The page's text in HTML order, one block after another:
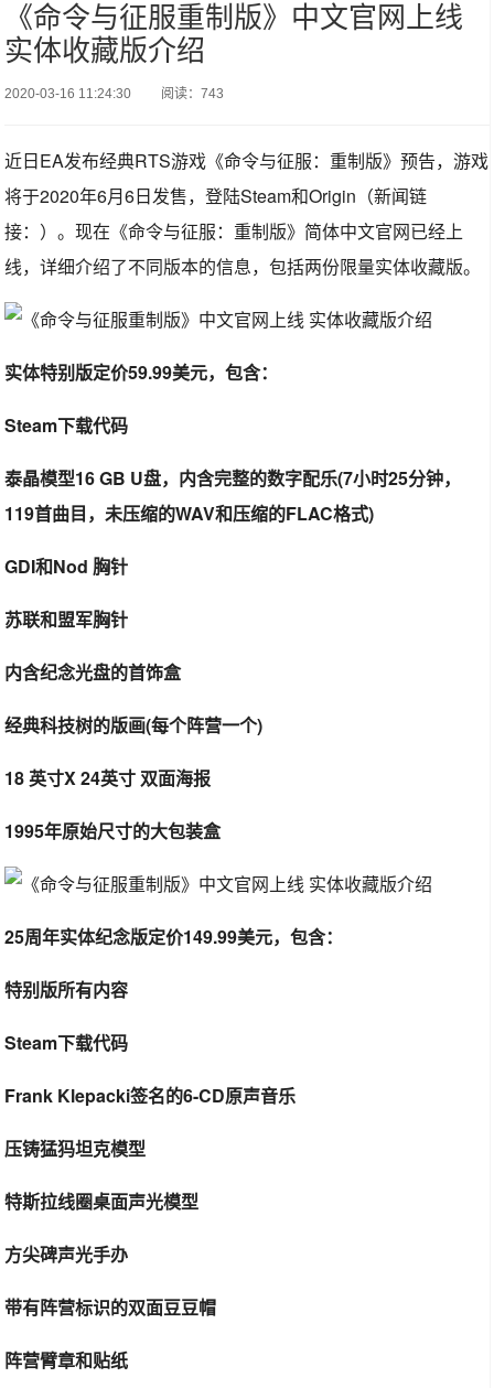
《命令与征服重制版》中文官网上线
实体收藏版介绍
2020-03-16 11:24:30 阅读：743
近日EA发布经典RTS游戏《命令与征服：重制版》预告，游戏
将于2020年6月6日发售，登陆Steam和Origin（新闻链
接：）。现在《命令与征服：重制版》简体中文官网已经上
线，详细介绍了不同版本的信息，包括两份限量实体收藏版。
实体特别版定价59.99美元，包含：
Steam下载代码
泰晶模型16 GB U盘，内含完整的数字配乐(7小时25分钟，
119首曲目，未压缩的WAV和压缩的FLAC格式)
GDI和Nod 胸针
苏联和盟军胸针
内含纪念光盘的首饰盒
经典科技树的版画(每个阵营一个)
18 英寸X 24英寸 双面海报
1995年原始尺寸的大包装盒
25周年实体纪念版定价149.99美元，包含：
特别版所有内容
Steam下载代码
Frank Klepacki签名的6-CD原声音乐
压铸猛犸坦克模型
特斯拉线圈桌面声光模型
方尖碑声光手办
带有阵营标识的双面豆豆帽
阵营臂章和贴纸